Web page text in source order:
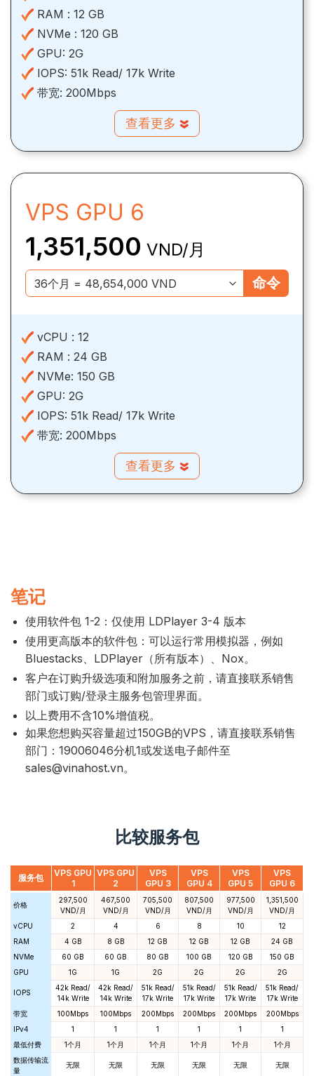
RAM : 12 GB
NVMe : 120 GB
GPU: 2G
IOPS: 51k Read/ 17k Write
带宽: 200Mbps
查看更多
VPS GPU 6
1,351,500 VND/月
命令
vCPU : 12
RAM : 24 GB
NVMe: 150 GB
GPU: 2G
IOPS: 51k Read/ 17k Write
带宽: 200Mbps
查看更多
笔记
使用软件包 1-2：仅使用 LDPlayer 3-4 版本
使用更高版本的软件包：可以运行常用模拟器，例如
Bluestacks、LDPlayer（所有版本）、Nox。
客户在订购升级选项和附加服务之前，请直接联系销售
部门或订购/登录主服务包管理界面。
以上费用不含10%增值税。
如果您想购买容量超过150GB的VPS，请直接联系销售
部门：19006046分机1或发送电子邮件至
sales@vinahost.vn。
比较服务包
服务包
VPS GPU
1
VPS GPU
2
VPS
GPU 3
VPS
GPU 4
VPS
GPU 5
VPS
GPU 6
价格
297,500
VND/月
467,500
VND/月
705,500
VND/月
807,500
VND/月
977,500
VND/月
1,351,500
VND/月
vCPU
2 4 6 8 10
12
RAM
4 GB 8 GB 12 GB 12 GB 12 GB
24 GB
NVMe
60 GB 60 GB 80 GB 100 GB 120 GB
150 GB
GPU
1G 1G 2G 2G 2G 2G
IOPS
42k Read/
14k Write
42k Read/
14k Write
51k Read/
17k Write
51k Read/
17k Write
51k Read/
17k Write
51k Read/
17k Write
带宽
100Mbps 100Mbps 200Mbps 200Mbps 200Mbps
200Mbps
IPv4
1 1 1 1 1
1
最低付费
1个月 1个月 1个月 1个月 1个月
1个月
数据传输流
量
无限 无限 无限 无限 无限 无限